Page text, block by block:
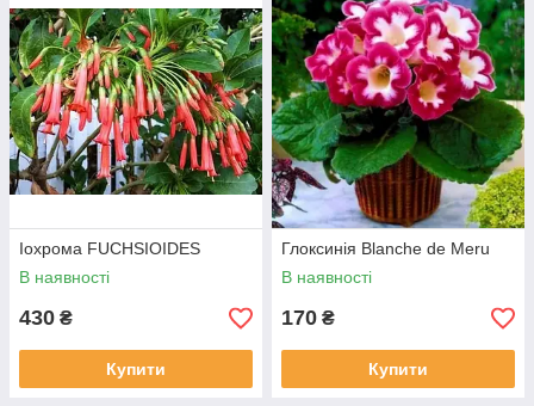
Іохрома FUCHSIOIDES
В наявності
430 ₴
Купити
Глоксинія Blanche de Meru
В наявності
170 ₴
Купити